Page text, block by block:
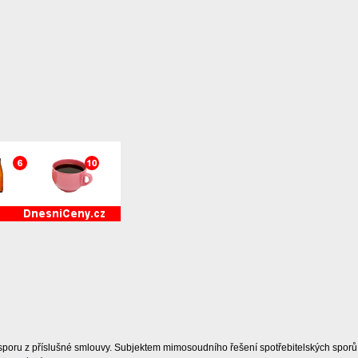
z příslušné smlouvy. Subjektem mimosoudního řešení spotřebitelských sporů